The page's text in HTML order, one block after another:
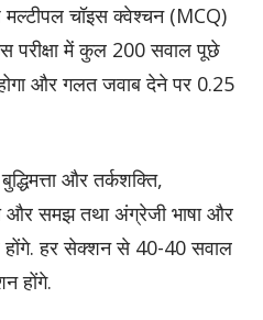
मल्टीपल चॉइस क्वेश्चन (MCQ)
परीक्षा में कुल 200 सवाल पूछे
और गलत जवाब देने पर 0.25
बुद्धिमत्ता और तर्कशक्ति,
और समझ तथा अंग्रेजी भाषा और
हर सेक्शन से 40-40 सवाल
होंगे.